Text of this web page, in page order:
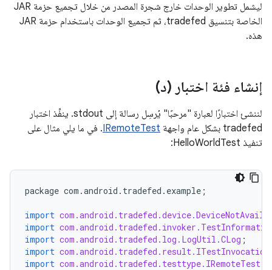
ليشمل تطوير الوحدات خارج شجرة المصدر من خلال تجميع حزمة JAR
الخاصة بتنسيق tradefed، ثم تجميع الوحدات باستخدام حزمة JAR
هذه.
إنشاء فئة اختبار (د)
لننشئ اختبارًا لعبارة "مرحبًا" يُرسِل رسالة إلى stdout. ينفِّذ اختبار
tradefed بشكل عام واجهة
IRemoteTest. في ما يلي مثال على
تنفيذ HelloWorldTest:
package com .android . tradefed . example ;
import
import
import com.android.tradefed.log.LogUtil.CLog ;
import
import com.android.tradefed.testtype.IRemoteTest